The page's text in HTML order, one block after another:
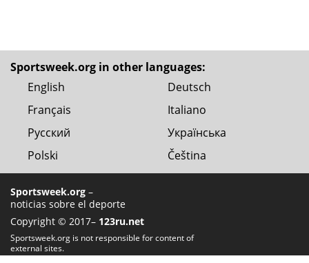
Sportsweek.org in other languages:
English
Deutsch
Français
Italiano
Русский
Українська
Polski
Čeština
Sportsweek.org –
noticias sobre el deporte
Copyright © 2017– 123ru.net
Sportsweek.org is not responsible for content of
external sites.